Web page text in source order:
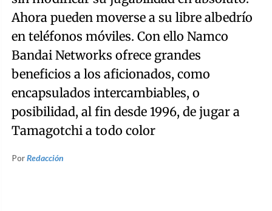
Ahora pueden moverse a su libre albedrío
en teléfonos móviles. Con ello Namco
Bandai Networks ofrece grandes
beneficios a los aficionados, como
encapsulados intercambiables, o
posibilidad, al fin desde 1996, de jugar a
Tamagotchi a todo color
PorRedacción